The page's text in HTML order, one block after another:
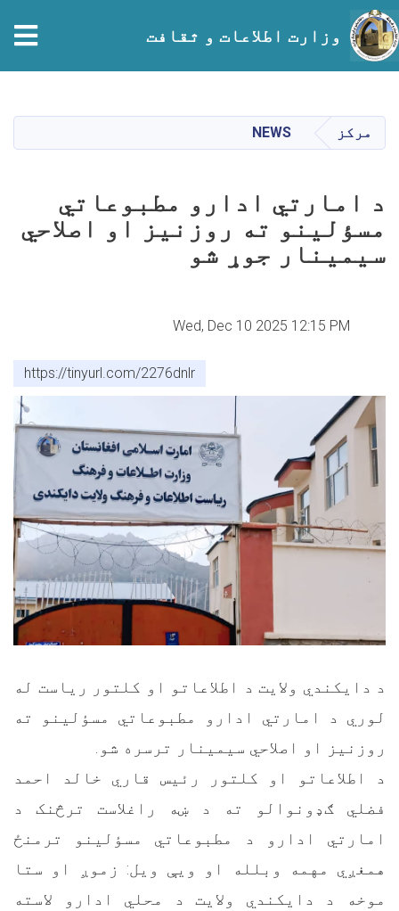
content
وزارت اطلاعات و ثقافت
مرکز NEWS
د امارتي ادارو مطبوعاتي
مسؤلینو ته روزنیز او اصلاحي
سیمینار جوړ شو
Wed, Dec 10 2025 12:15 PM
https://tinyurl.com/2276dnlr
د دایکندي ولایت د اطلاعاتو او کلتور ریاست له
لوري د امارتي ادارو مطبوعاتي مسؤلینو ته
روزنیز او اصلاحي سیمینار ترسره شو.
د اطلاعاتو او کلتور رئیس قاري خالد احمد
فضلي ګډونوالو ته د ښه راغلاست ترڅنک د
امارتي ادارو د مطبوعاتي مسؤلینو ترمنځ
همغږي مهمه وبلله او ویې ویل: زموږ او ستا
موخه د دایکندي ولایت د محلي ادارو لاسته